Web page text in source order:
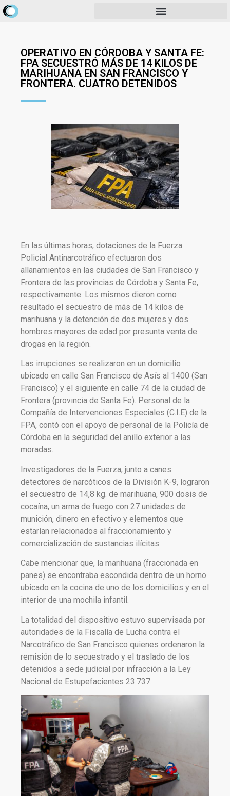
OPERATIVO EN CÓRDOBA Y SANTA FE:
FPA SECUESTRÓ MÁS DE 14 KILOS DE
MARIHUANA EN SAN FRANCISCO Y
FRONTERA. CUATRO DETENIDOS
En las últimas horas, dotaciones de la Fuerza
Policial Antinarcotráfico efectuaron dos
allanamientos en las ciudades de San Francisco y
Frontera de las provincias de Córdoba y Santa Fe,
respectivamente. Los mismos dieron como
resultado el secuestro de más de 14 kilos de
marihuana y la detención de dos mujeres y dos
hombres mayores de edad por presunta venta de
drogas en la región.
Las irrupciones se realizaron en un domicilio
ubicado en calle San Francisco de Asís al 1400 (San
Francisco) y el siguiente en calle 74 de la ciudad de
Frontera (provincia de Santa Fe). Personal de la
Compañía de Intervenciones Especiales (C.I.E) de la
FPA, contó con el apoyo de personal de la Policía de
Córdoba en la seguridad del anillo exterior a las
moradas.
Investigadores de la Fuerza, junto a canes
detectores de narcóticos de la División K-9, lograron
el secuestro de 14,8 kg. de marihuana, 900 dosis de
cocaína, un arma de fuego con 27 unidades de
munición, dinero en efectivo y elementos que
estarían relacionados al fraccionamiento y
comercialización de sustancias ilícitas.
Cabe mencionar que, la marihuana (fraccionada en
panes) se encontraba escondida dentro de un horno
ubicado en la cocina de uno de los domicilios y en el
interior de una mochila infantil.
La totalidad del dispositivo estuvo supervisada por
autoridades de la Fiscalía de Lucha contra el
Narcotráfico de San Francisco quienes ordenaron la
remisión de lo secuestrado y el traslado de los
detenidos a sede judicial por infracción a la Ley
Nacional de Estupefacientes 23.737.